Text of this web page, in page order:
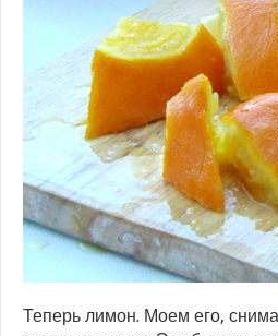
Теперь лимон. Моем его,